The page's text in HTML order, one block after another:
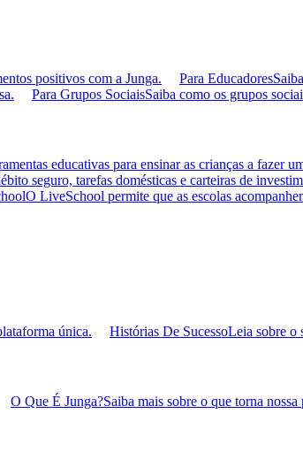
positivos com a Junga. Para Educadores
Para Grupos SociaisSaiba como os grupos
educativas para ensinar as crianças a fazer
seguro, tarefas domésticas e carteiras de
O LiveSchool permite que as escolas
única. Histórias De SucessoLeia sobre o
O Que É Junga?Saiba mais sobre o que torna